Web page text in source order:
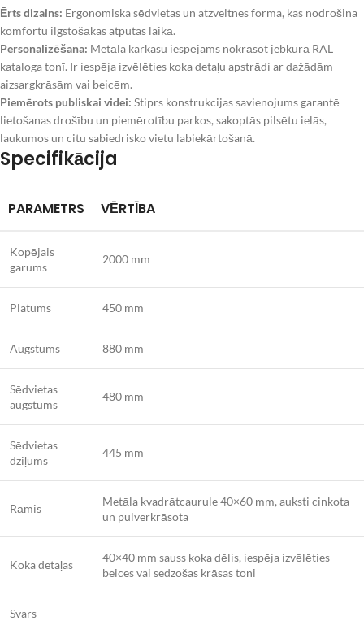
Ērts dizains: Ergonomiska sēdvietas un atzveltnes forma, kas nodrošina
komfortu ilgstošākas atpūtas laikā.
Personalizēšana: Metāla karkasu iespējams nokrāsot jebkurā RAL
kataloga tonī. Ir iespēja izvēlēties koka detaļu apstrādi ar dažādām
aizsargkrāsām vai beicēm.
Piemērots publiskai videi: Stiprs konstrukcijas savienojums garantē
lietošanas drošību un piemērotību parkos, sakoptās pilsētu ielās,
laukumos un citu sabiedrisko vietu labiekārtošanā.
Specifikācija
PARAMETRS VĒRTĪBA
Kopējais
garums
2000 mm
Platums 450 mm
Augstums 880 mm
Sēdvietas
augstums
480 mm
Sēdvietas
dziļums
445 mm
Rāmis
Metāla kvadrātcaurule 40×60 mm, auksti cinkota
un pulverkrāsota
Koka detaļas
40×40 mm sauss koka dēlis, iespēja izvēlēties
beices vai sedzošas krāsas toni
Svars